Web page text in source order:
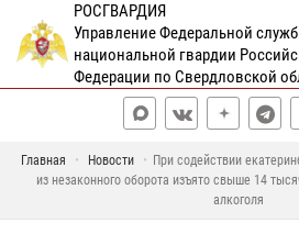
РОСГВАРДИЯ
Управление Федеральной
национальной гвардии
Федерации по Свердловской
Главная Новости
При содействии
из незаконного оборота изъято свыше 14
алкоголя